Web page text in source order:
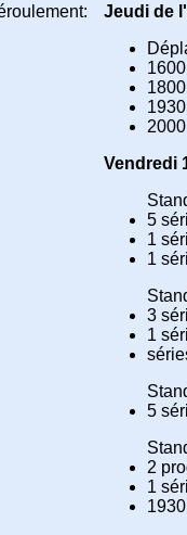
Jeudi de
Vendredi
5
1
1
3
1
5
2
1